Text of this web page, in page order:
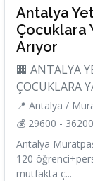
Antalya
Çocuklara
Arıyor
🏢 ANTALYA
ÇOCUKLARA
📍 Antalya /
💰 29600 -
Antalya
120
mutfakta ç...